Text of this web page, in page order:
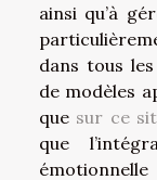
ainsi qu’à
dans tous
de modèles
que sur ce
que